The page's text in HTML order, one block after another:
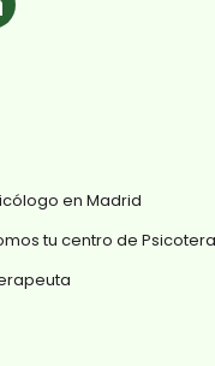
en Madrid
tu centro de